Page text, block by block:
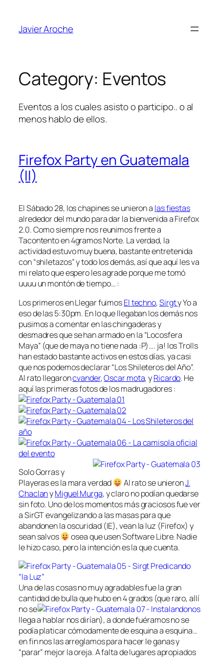
content
Javier Aroche
Category: Eventos
Eventos a los cuales asisto o participo.. o al
menos hablo de ellos.
Firefox Party en Guatemala
(II)
El Sábado 28, los chapines se unieron a las fiestas
alrededor del mundo para dar la bienvenida a Firefox
2.0. Como siempre nos reunimos frente a
Tacontento en 4gramos Norte. La verdad, la
actividad estuvo muy buena, bastante entretenida
con “shiletazos” y todo los demás, así que aquí les va
mi relato que espero les agrade porque me tomó
uuuu un montón de tiempo… :
Los primeros en Llegar fuimosEl techno,Sirgty Yo a
eso de las 5:30pm. En lo que llegaban los demás nos
pusimos a comentar en las chingaderas y
desmadres que se han armado en la “Locosfera
Maya” (que de maya no tiene nada :P)…. ja! losTrolls
han estado bastante activos en estos días, ya casi
que nos podemos declarar “Los Shileteros del Año”.
Al rato llegaroncvander,Oscar mota, yRicardo. He
aquí las primeras fotos de los madrugadores :
Solo Gorras y
Playeras es la mara verdad
Al rato se unieronJ.
ChaclanyMiguel Murga, y claro no podían quedarse
sin foto. Uno de los momentos más graciosos fue ver
a SirGT evangelizando a las masas para que
abandonen la oscuridad (IE), vean la luz (Firefox) y
sean salvos
osea que usen Software Libre. Nadie
le hizo caso, pero la intención es la que cuenta.
Una de las cosas no muy agradables fue la gran
cantidad de bulla que huboen 4 grados (que raro, allí
no se
llega a hablar nos dirían), a donde fuéramos no se
podía platicar cómodamente de esquina a esquina…
en fin nos las arreglamos para hacer le ganas y
“parar” mejor la oreja. A falta de lugares apropiados